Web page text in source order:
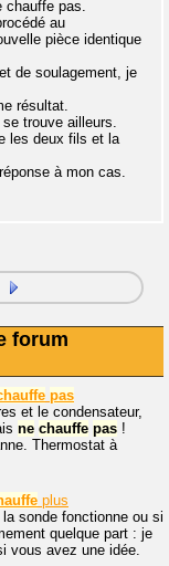
chauffe pas.
au
pièce identique
de soulagement, je
résultat.
trouve ailleurs.
les deux fils et la
à mon cas.
forum
pas
et le condensateur,
ne chauffe pas !
Thermostat à
plus
sonde fonctionne ou si
quelque part : je
vous avez une idée.